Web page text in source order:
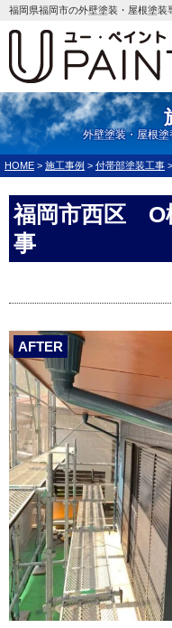
福岡県福岡市の外壁塗装・屋根塗装
外壁塗装・屋根
HOME > 施工事例 > 付帯部塗装工事 >
福岡市西区 O
事
AFTER